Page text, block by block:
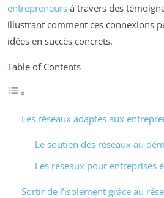
entrepreneurs à travers des
illustrant comment ces connexions
idées en succès concrets.
Table of Contents
Les réseaux adaptés aux
Le soutien des réseaux au
Les réseaux pour entreprises
Sortir de l’isolement grâce au